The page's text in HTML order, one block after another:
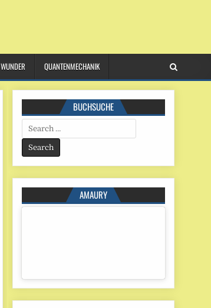
WUNDER QUANTENMECHANIK
BUCHSUCHE
Search
for:
AMAURY